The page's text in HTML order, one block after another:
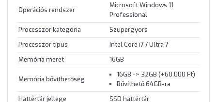
Operációs rendszer
Microsoft Windows 11
Professional
Processzor kategória
Szupergyors
Processzor típus
Intel Core i7 / Ultra 7
Memória méret
16GB
Memória bővíthetőség
16GB -> 32GB (+60.000 Ft)
Bővíthető 64GB-ra
Háttértár jellege
SSD háttértár